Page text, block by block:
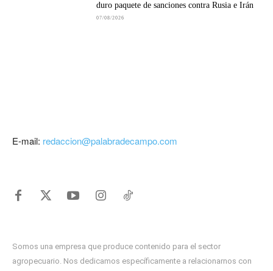
duro paquete de sanciones contra Rusia e Irán
07/08/2026
E-mail: redaccion@palabradecampo.com
Somos una empresa que produce contenido para el sector
agropecuario. Nos dedicamos específicamente a relacionarnos con